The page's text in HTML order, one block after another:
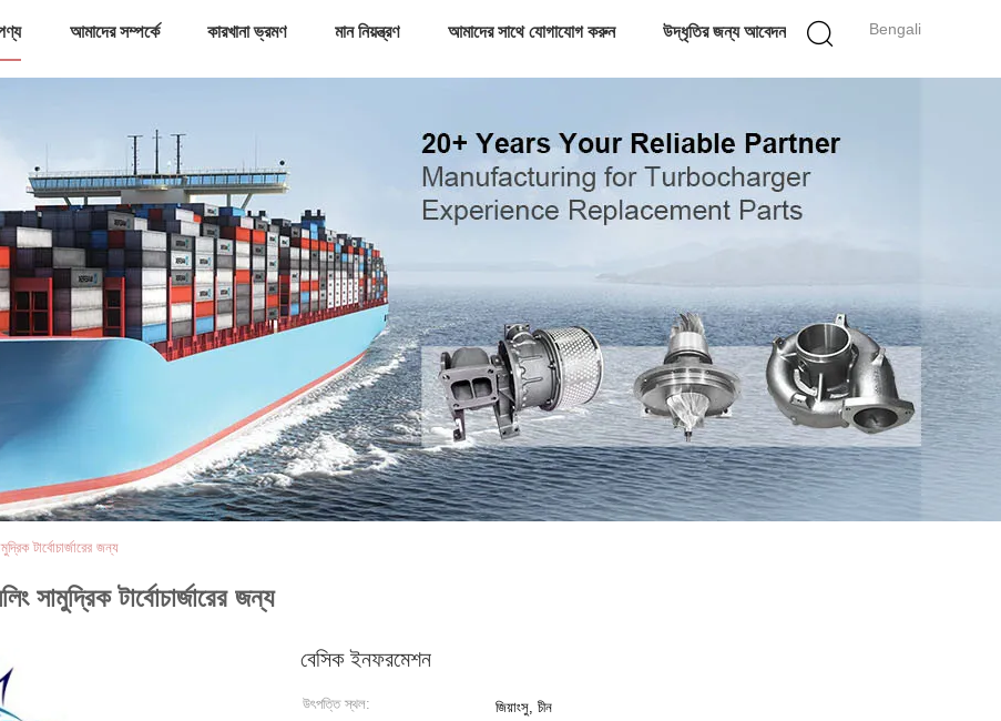
Bengali
আমাদের সম্পর্কে কারখানা ভ্রমণ মান নিয়ন্ত্রণ আমাদের সাথে যোগাযোগ করুন উদ্ধৃতির জন্য আবেদন
টার্বোচার্জারের জন্য
টার্বোচার্জারের জন্য
বেসিক ইনফরমেশন
উৎপত্তি স্থল: জিয়াংসু, চীন